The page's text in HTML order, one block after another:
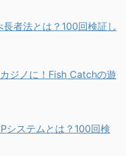
長者法とは？100回検証し
ジノに！Fish Catchの遊
システムとは？100回検